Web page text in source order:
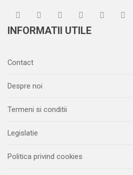
INFORMATII UTILE
Contact
Despre noi
Termeni si conditii
Legislatie
Politica privind cookies